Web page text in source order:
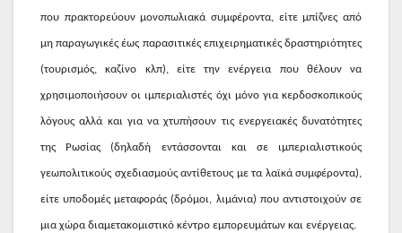
που πρακτορεύουν μονοπωλιακά συμφέροντα, είτε μπίζνες από
μη παραγωγικές έως παρασιτικές επιχειρηματικές δραστηριότητες
(τουρισμός, καζίνο κλπ), είτε την ενέργεια που θέλουν να
χρησιμοποιήσουν οι ιμπεριαλιστές όχι μόνο για κερδοσκοπικούς
λόγους αλλά και για να χτυπήσουν τις ενεργειακές δυνατότητες
της Ρωσίας (δηλαδή εντάσσονται και σε ιμπεριαλιστικούς
γεωπολιτικούς σχεδιασμούς αντίθετους με τα λαϊκά συμφέροντα),
είτε υποδομές μεταφοράς (δρόμοι, λιμάνια) που αντιστοιχούν σε
μια χώρα διαμετακομιστικό κέντρο εμπορευμάτων και ενέργειας.